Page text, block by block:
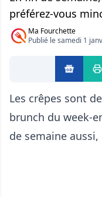
préférez-vous
Ma Fourchette
Publié le samedi 1
Les crêpes sont
brunch du week-
de semaine